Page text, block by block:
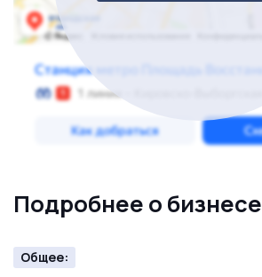
Подробнее о бизнесе
Общее: